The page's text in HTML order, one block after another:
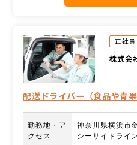
正社員
株式会
配送ドライバー（食品や青果
勤務地・ア
クセス
神奈川県横浜市
シーサイドライ